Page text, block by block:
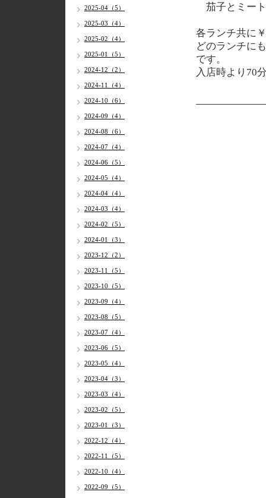
茄子とミー
各ランチ共に
どのランチに
です。
入店時より70
2025-04（5）
2025-03（4）
2025-02（4）
2025-01（5）
2024-12（2）
2024-11（4）
2024-10（6）
2024-09（4）
2024-08（6）
2024-07（4）
2024-06（5）
2024-05（4）
2024-04（4）
2024-03（4）
2024-02（5）
2024-01（3）
2023-12（2）
2023-11（5）
2023-10（5）
2023-09（4）
2023-08（5）
2023-07（4）
2023-06（5）
2023-05（4）
2023-04（3）
2023-03（4）
2023-02（5）
2023-01（3）
2022-12（4）
2022-11（5）
2022-10（4）
2022-09（5）